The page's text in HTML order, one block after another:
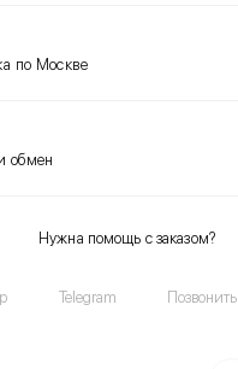
по Москве
обмен
Нужна помощь с заказом?
Telegram Позвонить